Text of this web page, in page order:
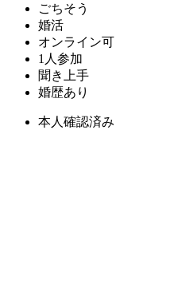
ごちそう
婚活
オンライン可
1人参加
聞き上手
婚歴あり
本人確認済み